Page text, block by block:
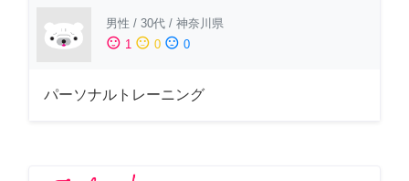
男性 / 30代 / 神奈川県
sentiment_satisfied 1 sentiment_neutral 0 sentiment_dissatisfied 0
パーソナルトレーニング